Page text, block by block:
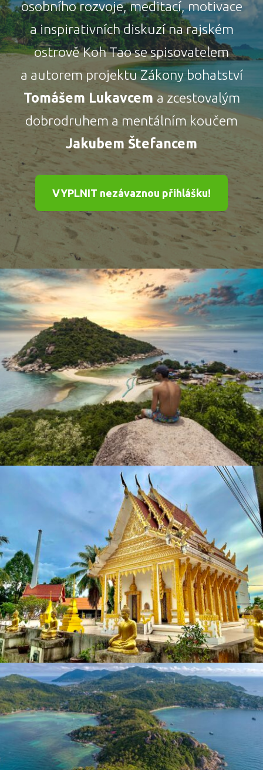
osobního rozvoje, meditací, motivace
a inspirativních diskuzí na rajském
ostrově Koh Tao se spisovatelem
a autorem projektu Zákony bohatství
Tomášem Lukavcem a zcestovalým
dobrodruhem a mentálním koučem
Jakubem Štefancem
VYPLNIT nezávaznou přihlášku!